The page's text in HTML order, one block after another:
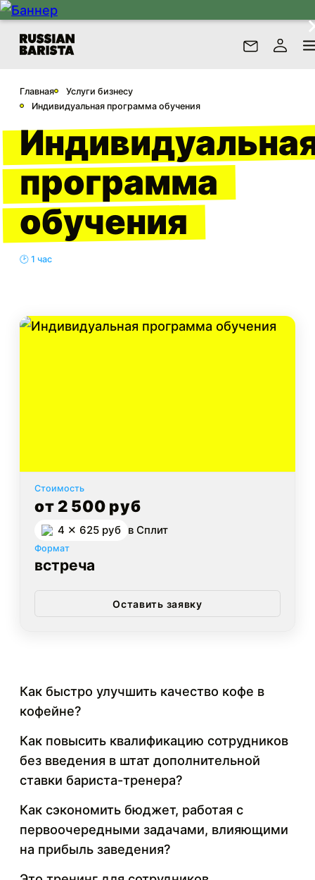
Главная
Услуги бизнесу
Индивидуальная программа обучения
программа
обучения
🕑 1 час
Стоимость
от 2 500 руб
4 ✕ 625 руб в Cплит
Формат
встреча
Оставить заявку
Как быстро улучшить качество кофе в
кофейне?
Как повысить квалификацию сотрудников
без введения в штат дополнительной
ставки бариста-тренера?
Как сэкономить бюджет, работая с
первоочередными задачами, влияющими
на прибыль заведения?